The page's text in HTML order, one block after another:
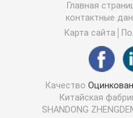
куча стального листа
Укрепление стальной
бар угла углерода
от ржавчиныГлавная
контактные
Карта сайта
Качество
Китайская
SHANDONG